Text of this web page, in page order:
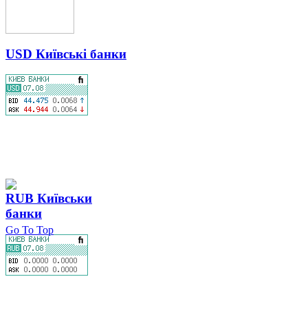
USD Київські банки
RUB Київськи
банки
Go To Top